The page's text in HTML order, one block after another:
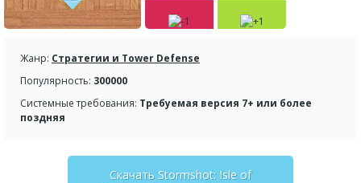
Жанр: Стратегии и Tower Defense
Популярность: 300000
Системные требования: Требуемая версия 7+ или более
поздняя
Скачать Stormshot: Isle of